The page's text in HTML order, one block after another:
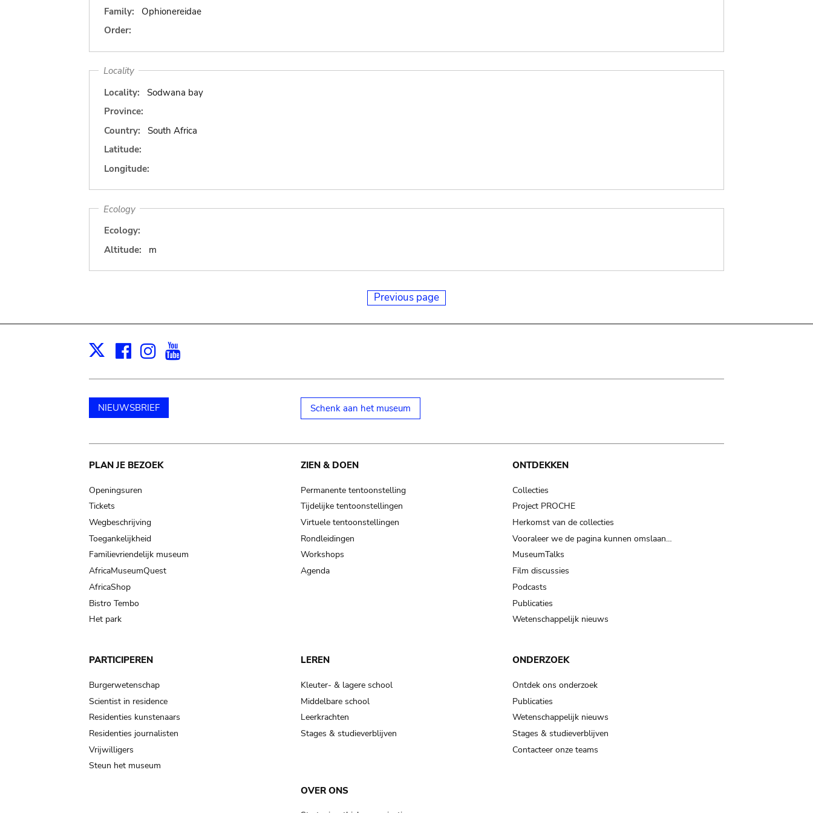
Family:
Ophionereidae
Order:
Locality
Locality:
Sodwana bay
Province:
Country:
South Africa
Latitude:
Longitude:
Ecology
Ecology:
Altitude:
m
Previous page
X Facebook
Instagram
NIEUWSBRIEF Schenk aan het museum
Main
navigation
PLAN JE BEZOEK
Openingsuren
Tickets
Wegbeschrijving
Toegankelijkheid
Familievriendelijk museum
AfricaMuseumQuest
AfricaShop
Bistro Tembo
Het park
ZIEN & DOEN
Permanente tentoonstelling
Tijdelijke tentoonstellingen
Virtuele tentoonstellingen
Rondleidingen
Workshops
Agenda
ONTDEKKEN
Collecties
Project PROCHE
Herkomst van de collecties
Vooraleer we de pagina kunnen omslaan…
MuseumTalks
Film discussies
Podcasts
Publicaties
Wetenschappelijk nieuws
PARTICIPEREN
Burgerwetenschap
Scientist in residence
Residenties kunstenaars
Residenties journalisten
Vrijwilligers
Steun het museum
LEREN
Kleuter- & lagere school
Middelbare school
Leerkrachten
Stages & studieverblijven
ONDERZOEK
Ontdek ons onderzoek
Publicaties
Wetenschappelijk nieuws
Stages & studieverblijven
Contacteer onze teams
OVER ONS